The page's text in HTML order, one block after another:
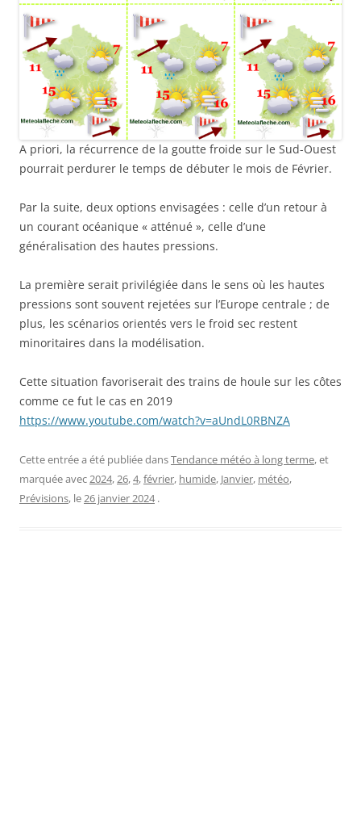
A priori, la récurrence de la goutte froide sur le Sud-Ouest
pourrait perdurer le temps de débuter le mois de Février.
Par la suite, deux options envisagées : celle d’un retour à
un courant océanique « atténué », celle d’une
généralisation des hautes pressions.
La première serait privilégiée dans le sens où les hautes
pressions sont souvent rejetées sur l’Europe centrale ; de
plus, les scénarios orientés vers le froid sec restent
minoritaires dans la modélisation.
Cette situation favoriserait des trains de houle sur les côtes
comme ce fut le cas en 2019
https://www.youtube.com/watch?v=aUndL0RBNZA
Cette entrée a été publiée dansTendance météo à long terme, et
marquée avec2024,26,4,février, humide, Janvier, météo,
Prévisions, le26 janvier 2024 .